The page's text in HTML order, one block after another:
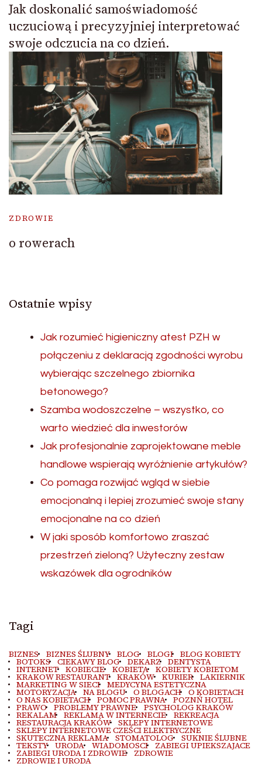
Jak doskonalić samoświadomość
uczuciową i precyzyjniej interpretować
swoje odczucia na co dzień.
ZDROWIE
o rowerach
Ostatnie wpisy
Jak rozumieć higieniczny atest PZH w
połączeniu z deklaracją zgodności wyrobu
wybierając szczelnego zbiornika
betonowego?
Szamba wodoszczelne – wszystko, co
warto wiedzieć dla inwestorów
Jak profesjonalnie zaprojektowane meble
handlowe wspierają wyróżnienie artykułów?
Co pomaga rozwijać wgląd w siebie
emocjonalną i lepiej zrozumieć swoje stany
emocjonalne na co dzień
W jaki sposób komfortowo zraszać
przestrzeń zieloną? Użyteczny zestaw
wskazówek dla ogrodników
Tagi
BIZNES BIZNES ŚLUBNY BLOG BLOGI BLOG KOBIETY
BOTOKS CIEKAWY BLOG DEKARZ DENTYSTA
INTERNET KOBIECIE KOBIETA KOBIETY KOBIETOM
KRAKOW RESTAURANT KRAKÓW KURIER LAKIERNIK
MARKETING W SIECI MEDYCYNA ESTETYCZNA
MOTORYZACJA NA BLOGU O BLOGACH O KOBIETACH
O NAS KOBIETACH POMOC PRAWNA POZNŃ HOTEL
PRAWO PROBLEMY PRAWNE PSYCHOLOG KRAKÓW
REKALAM REKLAMA W INTERNECIE REKREACJA
RESTAURACJA KRAKÓW SKLEPY INTERNETOWE
SKLEPY INTERNETOWE CZEŚCI ELEKTRYCZNE
SKUTECZNA REKLAMA STOMATOLOG SUKNIE ŚLUBNE
TEKSTY URODA WIADOMOSCI ZABIEGI UPIEKSZAJACE
ZABIEGI URODA I ZDROWIE ZDROWIE
ZDROWIE I URODA